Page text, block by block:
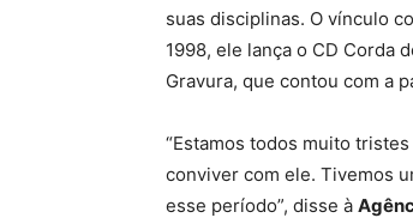
suas disciplinas. O vínculo
1998, ele lança o CD Corda
Gravura, que contou com a
“Estamos todos muito
conviver com ele. Tivemos
esse período”, disse à